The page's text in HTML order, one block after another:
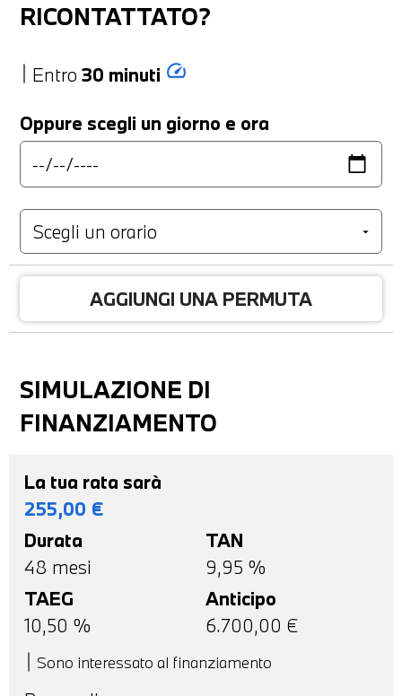
RICONTATTATO?
Entro 30 minuti speed
Oppure scegli un giorno e ora
AGGIUNGI UNA PERMUTA
SIMULAZIONE DI
FINANZIAMENTO
La tua rata sarà
255,00 €
Durata
48 mesi
TAN
9,95 %
TAEG
10,50 %
Anticipo
6.700,00 €
Sono interessato al finanziamento